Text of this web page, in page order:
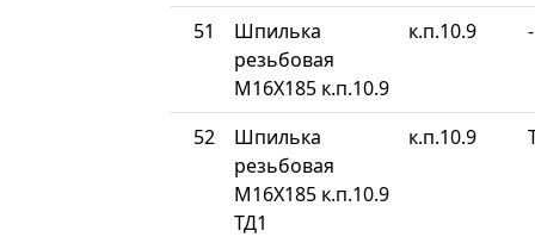
51
Шпилька
резьбовая
М16Х185 к.п.10.9
к.п.10.9 -
52
Шпилька
резьбовая
М16Х185 к.п.10.9
ТД1
к.п.10.9